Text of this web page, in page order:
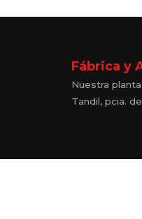
Fábrica y
Nuestra
Tandil, pcia.